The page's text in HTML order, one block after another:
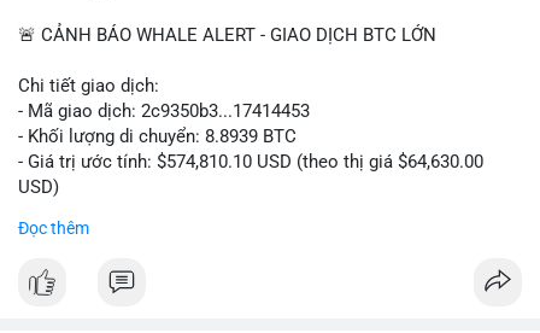
🚨 CẢNH BÁO WHALE ALERT - GIAO DỊCH BTC LỚN
Chi tiết giao dịch:
- Mã giao dịch: 2c9350b3...17414453
- Khối lượng di chuyển: 8.8939 BTC
- Giá trị ước tính: $574,810.10 USD (theo thị giá $64,630.00
USD)
triệu USD được di chuyển trong một giao dịch duy nhất cho
Đọc thêm